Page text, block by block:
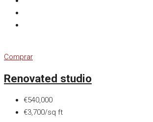
Comprar
Renovated studio
€540,000
€3,700/sq ft